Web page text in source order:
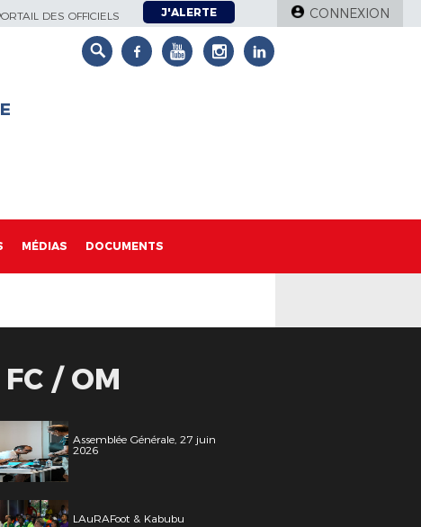
DES OFFICIELS J'ALERTE CONNEXION
MÉDIAS DOCUMENTS
/ OM
Assemblée Générale, 27 juin
2026
LAuRAFoot & Kabubu